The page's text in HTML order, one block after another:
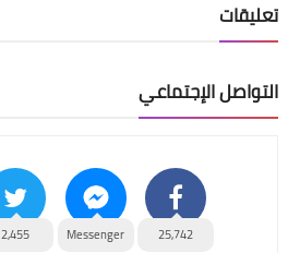
تعليقات
التواصل الإجتماعي
25,742
Messenger
2,455